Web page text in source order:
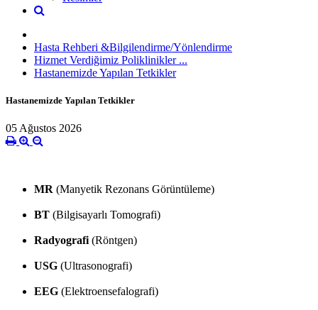
Hasta Rehberi &Bilgilendirme/Yönlendirme
Hizmet Verdiğimiz Poliklinikler ...
Hastanemizde Yapılan Tetkikler
Hastanemizde Yapılan Tetkikler
05 Ağustos 2026
MR (Manyetik Rezonans Görüntüleme)
BT (Bilgisayarlı Tomografi)
Radyografi (Röntgen)
USG (Ultrasonografi)
EEG (Elektroensefalografi)